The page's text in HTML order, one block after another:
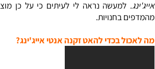
אוכלים יכול לעזור לנו להזדקן בחן?
מנסה למצוא את "מקל הקסם" המעכב את